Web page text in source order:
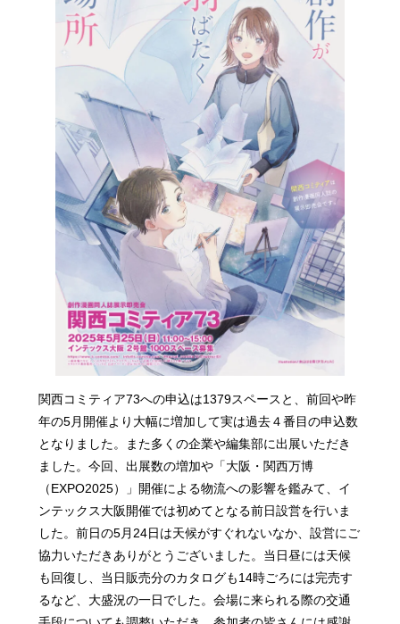
関西コミティア73への申込は1379スペースと、前回や昨
年の5月開催より大幅に増加して実は過去４番目の申込数
となりました。また多くの企業や編集部に出展いただき
ました。今回、出展数の増加や「大阪・関西万博
（EXPO2025）」開催による物流への影響を鑑みて、イ
ンテックス大阪開催では初めてとなる前日設営を行いま
した。前日の5月24日は天候がすぐれないなか、設営にご
協力いただきありがとうございました。当日昼には天候
も回復し、当日販売分のカタログも14時ごろには完売す
るなど、大盛況の一日でした。会場に来られる際の交通